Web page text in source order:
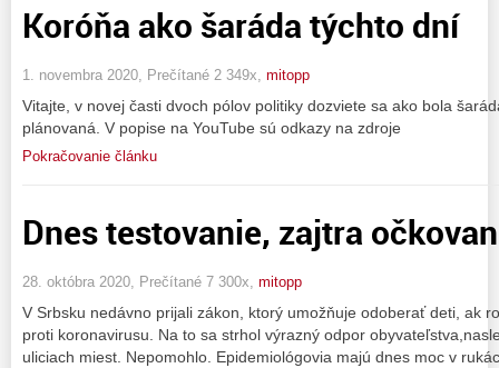
Koróňa ako šaráda týchto dní
1. novembra 2020, Prečítané 2 349x, mitopp
Vitajte, v novej časti dvoch pólov politiky dozviete sa ako bola
plánovaná. V popise na YouTube sú odkazy na zdroje
Pokračovanie článku
Dnes testovanie, zajtra
28. októbra 2020, Prečítané 7 300x, mitopp
V Srbsku nedávno prijali zákon, ktorý umožňuje odoberať deti, ak
proti koronavirusu. Na to sa strhol výrazný odpor
uliciach miest. Nepomohlo. Epidemiológovia majú dnes moc v